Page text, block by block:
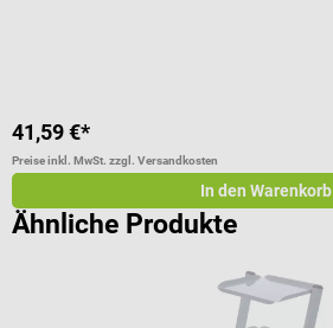
41,59 €*
Preise inkl. MwSt. zzgl. Versandkosten
In den Warenkorb
Ähnliche Produkte